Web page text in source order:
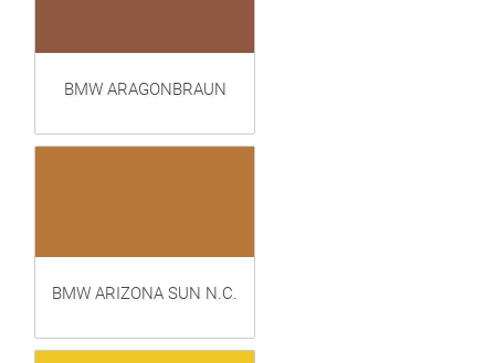
BMW ARAGONBRAUN
BMW ARIZONA SUN N.C.